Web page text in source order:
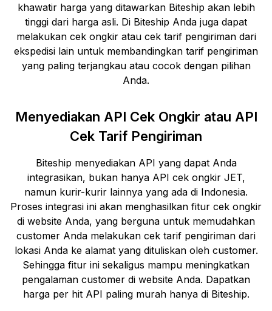
khawatir harga yang ditawarkan Biteship akan lebih
tinggi dari harga asli. Di Biteship Anda juga dapat
melakukan cek ongkir atau cek tarif pengiriman dari
ekspedisi lain untuk membandingkan tarif pengiriman
yang paling terjangkau atau cocok dengan pilihan
Anda.
Menyediakan API Cek Ongkir atau API
Cek Tarif Pengiriman
Biteship menyediakan API yang dapat Anda
integrasikan, bukan hanya API cek ongkir JET,
namun kurir-kurir lainnya yang ada di Indonesia.
Proses integrasi ini akan menghasilkan fitur cek ongkir
di website Anda, yang berguna untuk memudahkan
customer Anda melakukan cek tarif pengiriman dari
lokasi Anda ke alamat yang dituliskan oleh customer.
Sehingga fitur ini sekaligus mampu meningkatkan
pengalaman customer di website Anda. Dapatkan
harga per hit API paling murah hanya di Biteship.